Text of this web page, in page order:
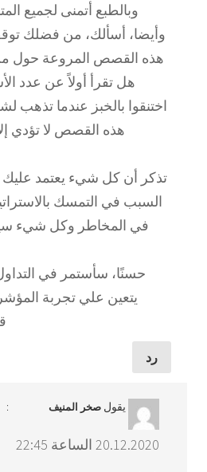
وبالطبع أتمنى لجميع
وأيضا، أسألك، من فضلك
هذه القصص المروعة حول
هل تقرأ أولاً عن عدد
اختنقوا بالخبز عندما تذهب
هذه القصص لا تؤدي
تذكر أن كل شيء يعتمد
السبب في التمسك
في المخاطر وكل شيء
حسنًا، سأستمر في
يتعين علي تجربة
رد
يقول صخر المنيف :
20.12.2020 الساعة 22:45